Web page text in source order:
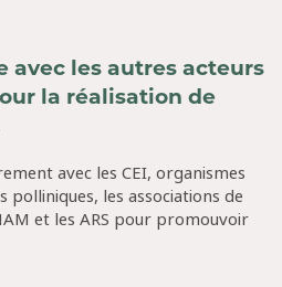
avec les autres acteurs
la réalisation de
avec les CEI, organismes
polliniques, les associations de
et les ARS pour promouvoir